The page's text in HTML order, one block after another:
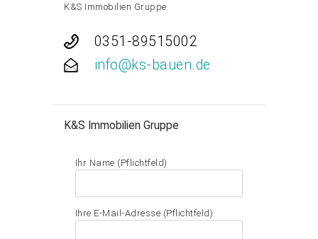
K&S Immobilien Gruppe
0351-89515002
info@ks-bauen.de
K&S Immobilien Gruppe
Ihr Name (Pflichtfeld)
Ihre E-Mail-Adresse (Pflichtfeld)